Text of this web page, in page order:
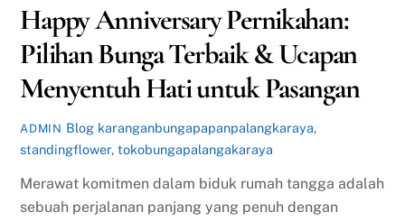
Happy Anniversary Pernikahan:
Pilihan Bunga Terbaik & Ucapan
Menyentuh Hati untuk Pasangan
ADMIN Blog karanganbungapapanpalangkaraya,
standingflower,tokobungapalangakaraya
Merawat komitmen dalam biduk rumah tangga adalah
sebuah perjalanan panjang yang penuh dengan